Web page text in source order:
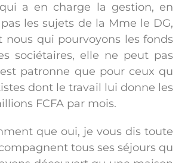
a en charge la gestion, en
les sujets de la Mme le DG,
qui pourvoyons les fonds
sociétaires, elle ne peut pas
patronne que pour ceux qu
dont le travail lui donne les
FCFA par mois.
que oui, je vous dis toute
tous ses séjours qu